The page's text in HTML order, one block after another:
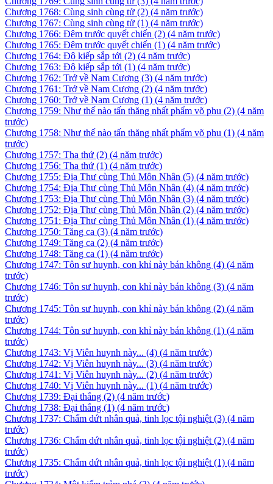
Chương 1768: Cùng sinh cùng tử (2) (4 năm trước)
Chương 1767: Cùng sinh cùng tử (1) (4 năm trước)
Chương 1766: Đêm trước quyết chiến (2) (4 năm trước)
Chương 1765: Đêm trước quyết chiến (1) (4 năm trước)
Chương 1764: Độ kiếp sắp tới (2) (4 năm trước)
Chương 1763: Độ kiếp sắp tới (1) (4 năm trước)
Chương 1762: Trở về Nam Cương (3) (4 năm trước)
Chương 1761: Trở về Nam Cương (2) (4 năm trước)
Chương 1760: Trở về Nam Cương (1) (4 năm trước)
Chương 1759: Như thế nào tấn thăng nhất phẩm võ phu (2) (4 năm
trước)
Chương 1758: Như thế nào tấn thăng nhất phẩm võ phu (1) (4 năm
trước)
Chương 1757: Tha thứ (2) (4 năm trước)
Chương 1756: Tha thứ (1) (4 năm trước)
Chương 1755: Địa Thư cùng Thủ Môn Nhân (5) (4 năm trước)
Chương 1754: Địa Thư cùng Thủ Môn Nhân (4) (4 năm trước)
Chương 1753: Địa Thư cùng Thủ Môn Nhân (3) (4 năm trước)
Chương 1752: Địa Thư cùng Thủ Môn Nhân (2) (4 năm trước)
Chương 1751: Địa Thư cùng Thủ Môn Nhân (1) (4 năm trước)
Chương 1750: Tăng ca (3) (4 năm trước)
Chương 1749: Tăng ca (2) (4 năm trước)
Chương 1748: Tăng ca (1) (4 năm trước)
Chương 1747: Tôn sư huynh, con khỉ này bán không (4) (4 năm
trước)
Chương 1746: Tôn sư huynh, con khỉ này bán không (3) (4 năm
trước)
Chương 1745: Tôn sư huynh, con khỉ này bán không (2) (4 năm
trước)
Chương 1744: Tôn sư huynh, con khỉ này bán không (1) (4 năm
trước)
Chương 1743: Vị Viên huynh này... (4) (4 năm trước)
Chương 1742: Vị Viên huynh này... (3) (4 năm trước)
Chương 1741: Vị Viên huynh này... (2) (4 năm trước)
Chương 1740: Vị Viên huynh này... (1) (4 năm trước)
Chương 1739: Đại thắng (2) (4 năm trước)
Chương 1738: Đại thắng (1) (4 năm trước)
Chương 1737: Chấm dứt nhân quả, tinh lọc tội nghiệt (3) (4 năm
trước)
Chương 1736: Chấm dứt nhân quả, tinh lọc tội nghiệt (2) (4 năm
trước)
Chương 1735: Chấm dứt nhân quả, tinh lọc tội nghiệt (1) (4 năm
trước)